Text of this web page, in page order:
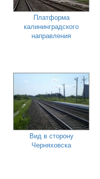
Платформа
калининградского
направления
Вид в сторону
Черняховска